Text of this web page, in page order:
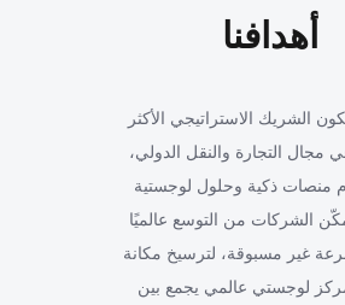
أهدافنا
الشريك الاستراتيجي الأكثر
التجارة والنقل الدولي،
ذكية وحلول لوجستية
الشركات من التوسع عالميًا
غير مسبوقة، لترسيخ مكانة
لوجستي عالمي يجمع بين